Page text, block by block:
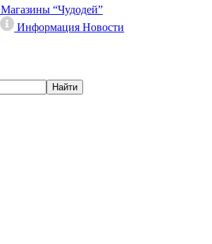
Магазины “Чудодей”
ИнформацияНовости
Найти